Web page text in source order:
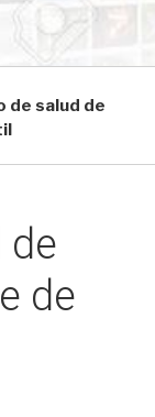
de salud de
de
de